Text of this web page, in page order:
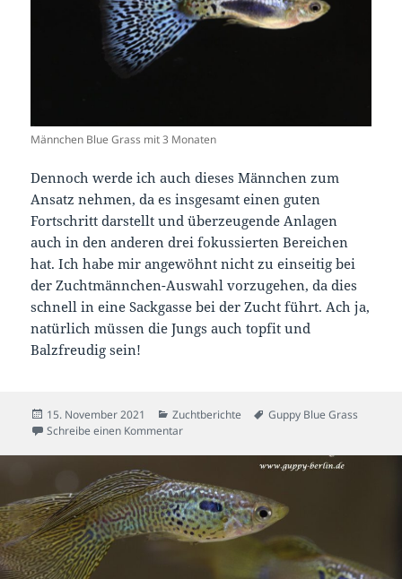
Männchen Blue Grass mit 3 Monaten
Dennoch werde ich auch dieses Männchen zum
Ansatz nehmen, da es insgesamt einen guten
Fortschritt darstellt und überzeugende Anlagen
auch in den anderen drei fokussierten Bereichen
hat. Ich habe mir angewöhnt nicht zu einseitig bei
der Zuchtmännchen-Auswahl vorzugehen, da dies
schnell in eine Sackgasse bei der Zucht führt. Ach ja,
natürlich müssen die Jungs auch topfit und
Balzfreudig sein!
Veröffentlicht
am
15. November 2021 Kategorien
Zuchtberichte Schlagwörter
Guppy Blue Grass
Schreibe einen Kommentarzu Blue Grass Zuchtmännchen